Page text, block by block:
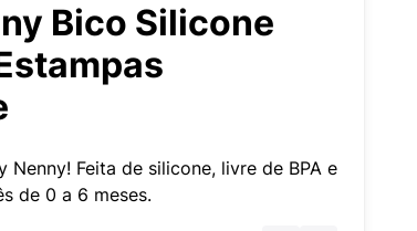
Bico Silicone
Feita de silicone, livre de BPA e
de 0 a 6 meses.